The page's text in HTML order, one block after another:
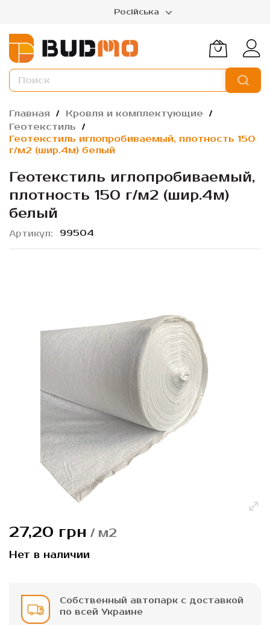
Російська
Главная
Кровля и комплектующие
Геотекстиль
Геотекстиль иглопробиваемый, плотность 150
г/м2 (шир.4м) белый
Геотекстиль иглопробиваемый,
плотность 150 г/м2 (шир.4м)
белый
Артикул 99504
изображений
к
галереи
27,20 грн / м2
Нет в наличии
Собственный автопарк с доставкой
по всей Украине